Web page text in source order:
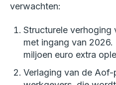
verwachten:
Structurele verhoging
met ingang van
miljoen euro extra
Verlaging van de